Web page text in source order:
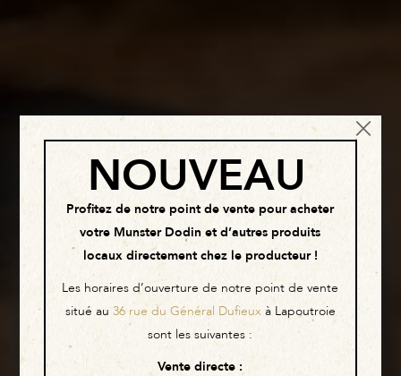
Non classé
NOUVEAU
Profitez de notre point de vente pour acheter
votre Munster Dodin et d’autres produits
locaux directement chez le producteur !
Les horaires d’ouverture de notre point de vente
situé au 36 rue du Général Dufieuxà Lapoutroie
sont les suivantes :
Vente directe :
×